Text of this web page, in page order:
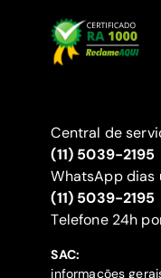
Central de
(11) 5039-2195
WhatsApp dias
(11) 5039-2195
‍Telefone 24h
SAC:
informações